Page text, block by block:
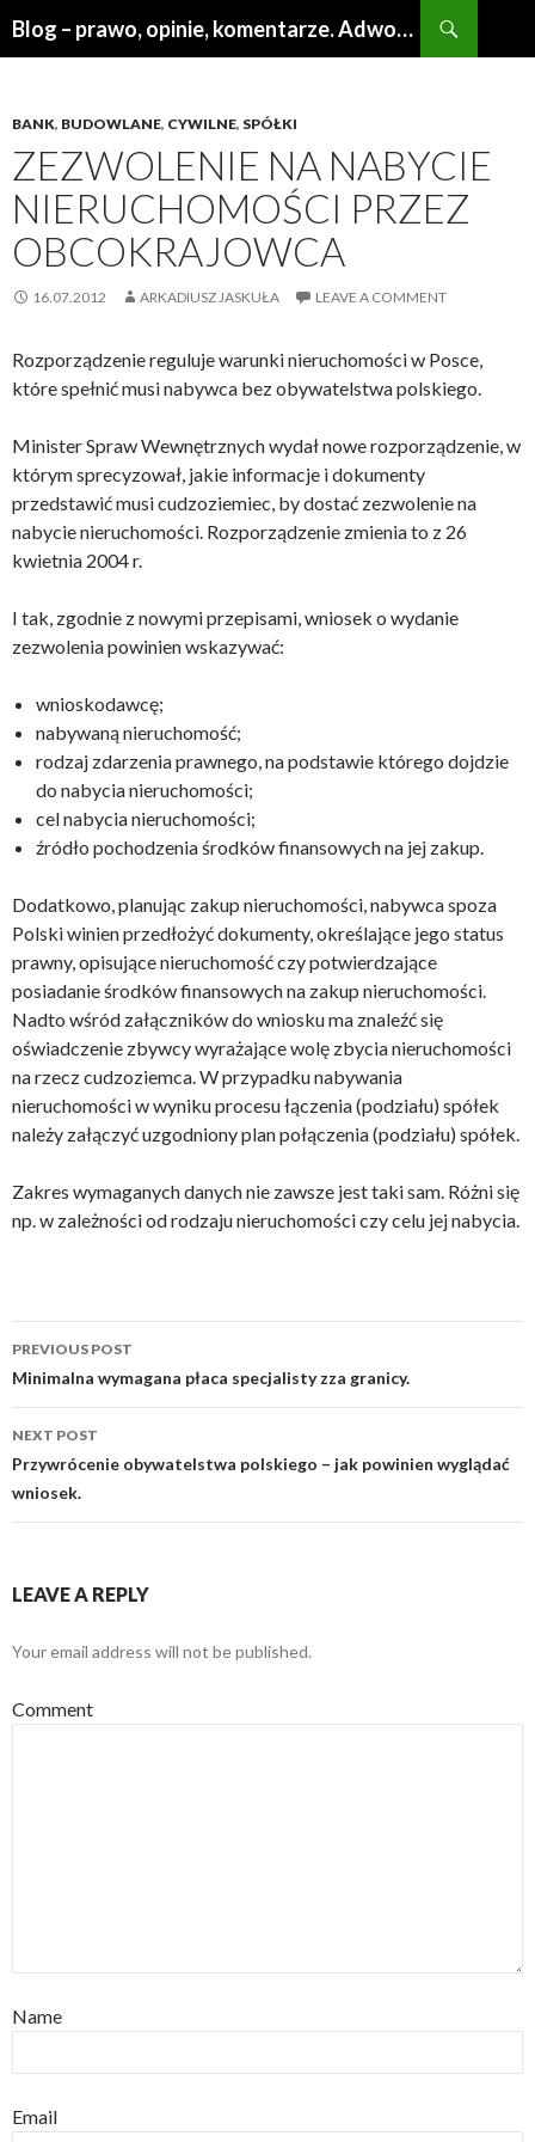
Blog – prawo, opinie, komentarze. Adwokat Poznań
BANK, BUDOWLANE, CYWILNE, SPÓŁKI
ZEZWOLENIE NA NABYCIE
NIERUCHOMOŚCI PRZEZ
OBCOKRAJOWCA
16.07.2012 ARKADIUSZ JASKUŁA LEAVE A COMMENT
Rozporządzenie reguluje warunki nieruchomości w Posce,
które spełnić musi nabywca bez obywatelstwa polskiego.
Minister Spraw Wewnętrznych wydał nowe rozporządzenie, w
którym sprecyzował, jakie informacje i dokumenty
przedstawić musi cudzoziemiec, by dostać zezwolenie na
nabycie nieruchomości. Rozporządzenie zmienia to z 26
kwietnia 2004 r.
I tak, zgodnie z nowymi przepisami, wniosek o wydanie
zezwolenia powinien wskazywać:
wnioskodawcę;
nabywaną nieruchomość;
rodzaj zdarzenia prawnego, na podstawie którego dojdzie
do nabycia nieruchomości;
cel nabycia nieruchomości;
źródło pochodzenia środków finansowych na jej zakup.
Dodatkowo, planując zakup nieruchomości, nabywca spoza
Polski winien przedłożyć dokumenty, określające jego status
prawny, opisujące nieruchomość czy potwierdzające
posiadanie środków finansowych na zakup nieruchomości.
Nadto wśród załączników do wniosku ma znaleźć się
oświadczenie zbywcy wyrażające wolę zbycia nieruchomości
na rzecz cudzoziemca. W przypadku nabywania
nieruchomości w wyniku procesu łączenia (podziału) spółek
należy załączyć uzgodniony plan połączenia (podziału) spółek.
Zakres wymaganych danych nie zawsze jest taki sam. Różni się
np. w zależności od rodzaju nieruchomości czy celu jej nabycia.
Post
navigation
PREVIOUS POST
Minimalna wymagana płaca specjalisty zza granicy.
NEXT POST
Przywrócenie obywatelstwa polskiego – jak powinien wyglądać
wniosek.
LEAVE A REPLY
Your email address will not be published.
Comment
Name
Email